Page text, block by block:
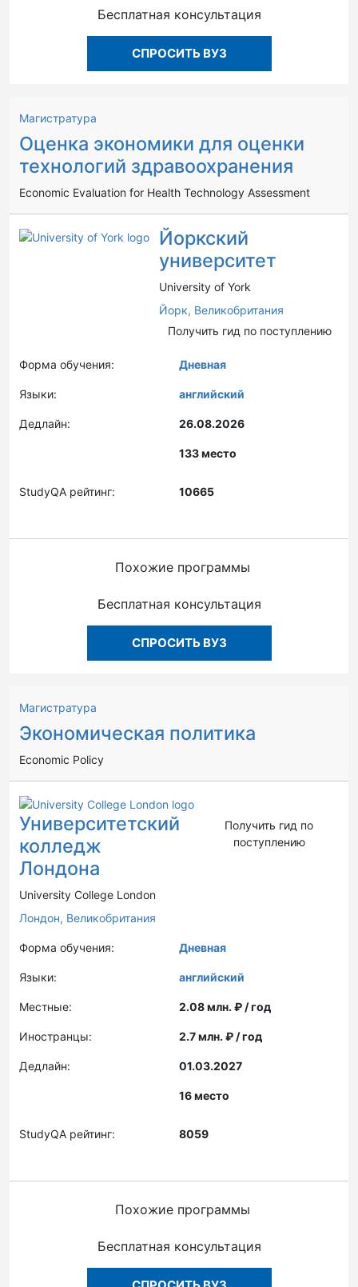
Бесплатная консультация
СПРОСИТЬ ВУЗ
Магистратура
Оценка экономики для оценки
технологий здравоохранения
Economic Evaluation for Health Technology Assessment
Йоркский
университет
University of York
Йорк, Великобритания
Получить гид по поступлению
Форма обучения: Дневная
Языки: английский
Дедлайн: 26.08.2026
133 место
StudyQA рейтинг: 10665
Похожие программы
Бесплатная консультация
СПРОСИТЬ ВУЗ
Магистратура
Экономическая политика
Economic Policy
Университетский
колледж
Лондона
University College London
Лондон, Великобритания
Получить гид по
поступлению
Форма обучения: Дневная
Языки: английский
Местные: 2.08 млн. ₽ / год
Иностранцы: 2.7 млн. ₽ / год
Дедлайн: 01.03.2027
16 место
StudyQA рейтинг: 8059
Похожие программы
Бесплатная консультация